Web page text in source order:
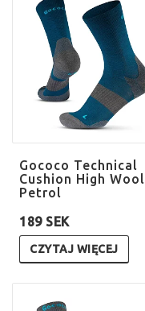
Gococo Technical
Cushion High Wool
Petrol
189 SEK
CZYTAJ WIĘCEJ